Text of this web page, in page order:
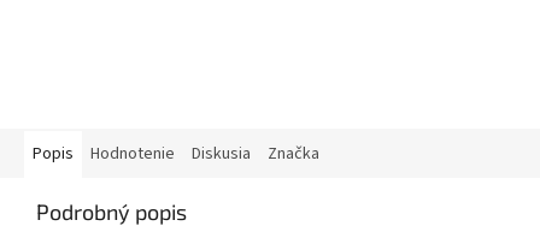
Popis Hodnotenie Diskusia Značka
Podrobný popis